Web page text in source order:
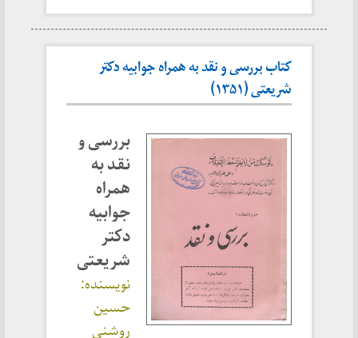
کتاب بررسی و نقد به همراه جوابیه دکتر
شریعتی (۱۳۵۱)
بررسی و
نقد به
همراه
جوابیه
دکتر
شریعتی
نویسنده:
حسین
روشنی